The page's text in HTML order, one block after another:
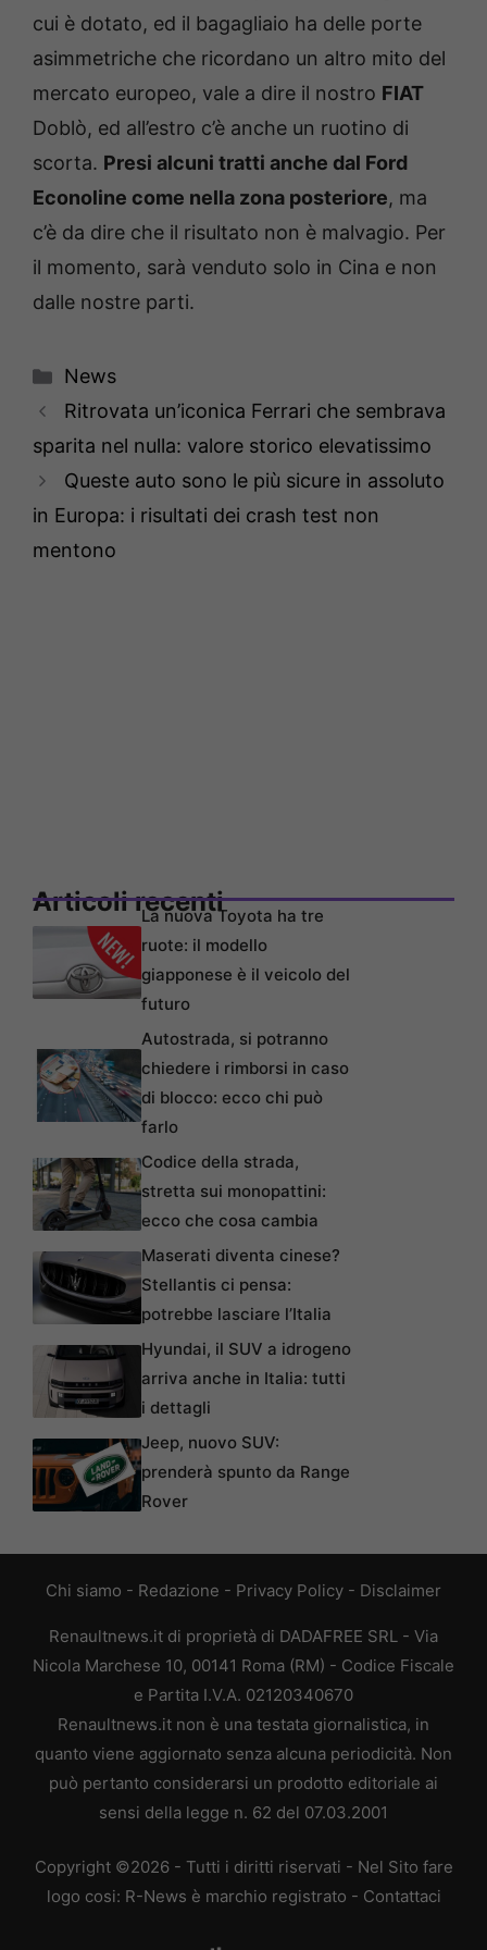
cui è dotato, ed il bagagliaio ha delle porte
asimmetriche che ricordano un altro mito del
mercato europeo, vale a dire il nostro FIAT
Doblò, ed all’estro c’è anche un ruotino di
scorta. Presi alcuni tratti anche dal Ford
Econoline come nella zona posteriore, ma
c’è da dire che il risultato non è malvagio. Per
il momento, sarà venduto solo in Cina e non
dalle nostre parti.
Categorie
News
Ritrovata un’iconica Ferrari che sembrava
sparita nel nulla: valore storico elevatissimo
Queste auto sono le più sicure in assoluto
in Europa: i risultati dei crash test non
mentono
Articoli recentiLa nuova Toyota ha tre
ruote: il modello
giapponese è il veicolo del
futuro
Autostrada, si potranno
chiedere i rimborsi in caso
di blocco: ecco chi può
farlo
Codice della strada,
stretta sui monopattini:
ecco che cosa cambia
Maserati diventa cinese?
Stellantis ci pensa:
potrebbe lasciare l’Italia
Hyundai, il SUV a idrogeno
arriva anche in Italia: tutti
i dettagli
Jeep, nuovo SUV:
prenderà spunto da Range
Rover
Chi siamo - Redazione - Privacy Policy - Disclaimer
Renaultnews.it di proprietà di DADAFREE SRL - Via
Nicola Marchese 10, 00141 Roma (RM) - Codice Fiscale
e Partita I.V.A. 02120340670
Renaultnews.it non è una testata giornalistica, in
quanto viene aggiornato senza alcuna periodicità. Non
può pertanto considerarsi un prodotto editoriale ai
sensi della legge n. 62 del 07.03.2001
Copyright ©2026 - Tutti i diritti riservati - Nel Sito fare
logo cosi: R-News è marchio registrato - Contattaci